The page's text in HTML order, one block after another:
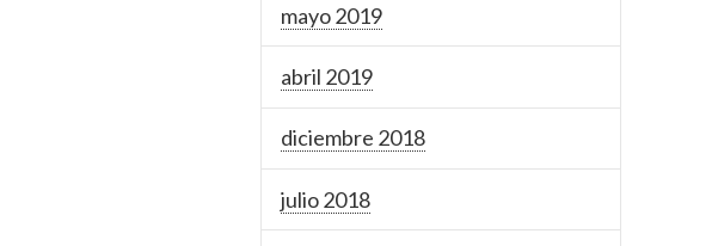
mayo 2019
abril 2019
diciembre 2018
julio 2018